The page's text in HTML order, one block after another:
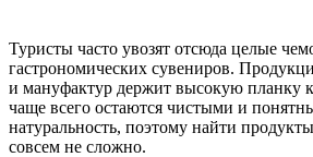
Туристы часто увозят отсюда целые
гастрономических сувениров.
и мануфактур держит высокую планку
чаще всего остаются чистыми и
натуральность, поэтому найти
совсем не сложно.